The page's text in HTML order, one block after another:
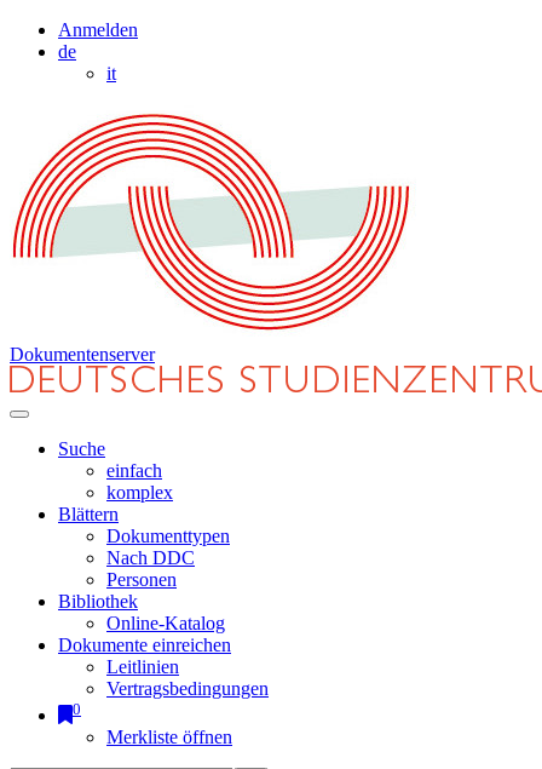
Anmelden
de
it
Dokumentenserver
Suche
einfach
komplex
Blättern
Dokumenttypen
Nach DDC
Personen
Bibliothek
Online-Katalog
Dokumente einreichen
Leitlinien
Vertragsbedingungen
0
Merkliste öffnen